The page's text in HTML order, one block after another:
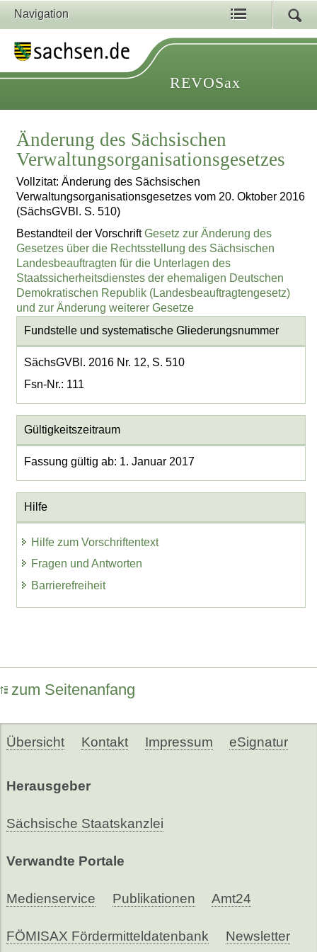
Navigation
REVOSax
Änderung des Sächsischen
Verwaltungsorganisationsgesetzes
Vollzitat: Änderung des Sächsischen
Verwaltungsorganisationsgesetzes vom 20. Oktober 2016
(SächsGVBl. S. 510)
Bestandteil der VorschriftGesetz zur Änderung des
Gesetzes über die Rechtsstellung des Sächsischen
Landesbeauftragten für die Unterlagen des
Staatssicherheitsdienstes der ehemaligen Deutschen
Demokratischen Republik (Landesbeauftragtengesetz)
und zur Änderung weiterer Gesetze
Fundstelle und systematische Gliederungsnummer
SächsGVBl. 2016 Nr. 12, S. 510
Fsn-Nr.: 111
Gültigkeitszeitraum
Fassung gültig ab: 1. Januar 2017
Hilfe
Hilfe zum Vorschriftentext
Fragen und Antworten
Barrierefreiheit
zum Seitenanfang
Übersicht Kontakt Impressum eSignatur
Herausgeber
Sächsische Staatskanzlei
Verwandte Portale
Medienservice Publikationen Amt24
FÖMISAX Fördermitteldatenbank Newsletter